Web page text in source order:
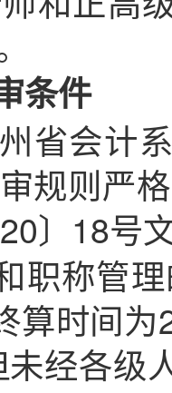
条件
省会计
规则严
〕18号
职称管
算时间
经各级